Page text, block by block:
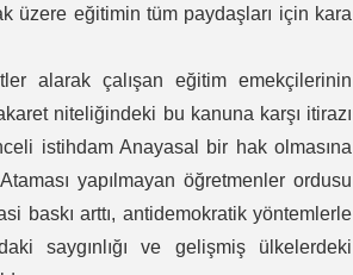
üzere eğitimin tüm paydaşları için kara
alarak çalışan eğitim emekçilerinin
niteliğindeki bu kanuna karşı itirazı
istihdam Anayasal bir hak olmasına
yapılmayan öğretmenler ordusu
baskı arttı, antidemokratik yöntemlerle
saygınlığı ve gelişmiş ülkelerdeki